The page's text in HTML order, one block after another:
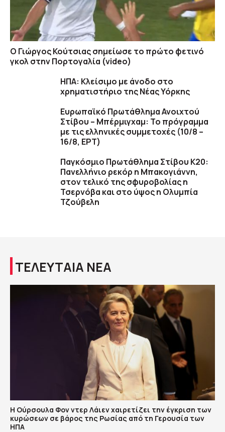
Ο Γιώργος Κούτσιας σημείωσε το πρώτο φετινό
γκολ στην Πορτογαλία (video)
ΗΠΑ: Κλείσιμο με άνοδο στο
χρηματιστήριο της Νέας Υόρκης
Ευρωπαϊκό Πρωτάθλημα Ανοιχτού
Στίβου – Μπέρμιγχαμ: Το πρόγραμμα
με τις ελληνικές συμμετοχές (10/8 –
16/8, ΕΡΤ)
Παγκόσμιο Πρωτάθλημα Στίβου Κ20:
Πανελλήνιο ρεκόρ η Μπακογιάννη,
στον τελικό της σφυροβολίας η
Τσερνόβα και στο ύψος η Ολυμπία
Τζούβελη
ΤΕΛΕΥΤΑΙΑ ΝΕΑ
Η Ούρσουλα Φον ντερ Λάιεν χαιρετίζει την έγκριση των
κυρώσεων σε βάρος της Ρωσίας από τη Γερουσία των
ΗΠΑ